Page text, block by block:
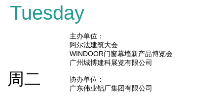
Tuesday
周二
主办单位：
阿尔法建筑大会
WINDOOR门窗幕墙新产品博览会
广州城博建科展览有限公司
协办单位：
广东伟业铝厂集团有限公司